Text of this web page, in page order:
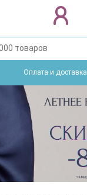
Оплата и доставка